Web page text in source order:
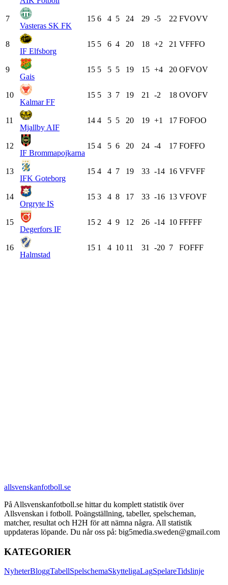
7
Vasteras SK FK
15 6 4 5 24 29 -5 22 FVOVV
8
IF Elfsborg
15 5 6 4 20 18 +2 21 VFFFO
9
Gais
15 5 5 5 19 15 +4 20 OFVOV
10
Kalmar FF
15 5 3 7 19 21 -2 18 OVOFV
11
Mjallby AIF
14 4 5 5 20 19 +1 17 FOFOO
12
IF Brommapojkarna
15 4 5 6 20 24 -4 17 FOFFO
13
IFK Goteborg
15 4 4 7 19 33 -14 16 VFVFF
14
Orgryte IS
15 3 4 8 17 33 -16 13 VFOVF
15
Degerfors IF
15 2 4 9 12 26 -14 10 FFFFF
16
Halmstad
15 1 4 10 11 31 -20 7 FOFFF
allsvenskanfotboll.se
På Allsvenskanfotboll.se hittar du komplett statistik över
Allsvenskan i fotboll. Poängställning, tabeller, spelscheman,
matcher, resultat och H2H för att nämna några. All statistik
uppdateras löpande. Du når oss på: big5media.sweden@gmail.com
KATEGORIER
NyheterBloggTabellSpelschemaSkytteligaLagSpelareTidslinje